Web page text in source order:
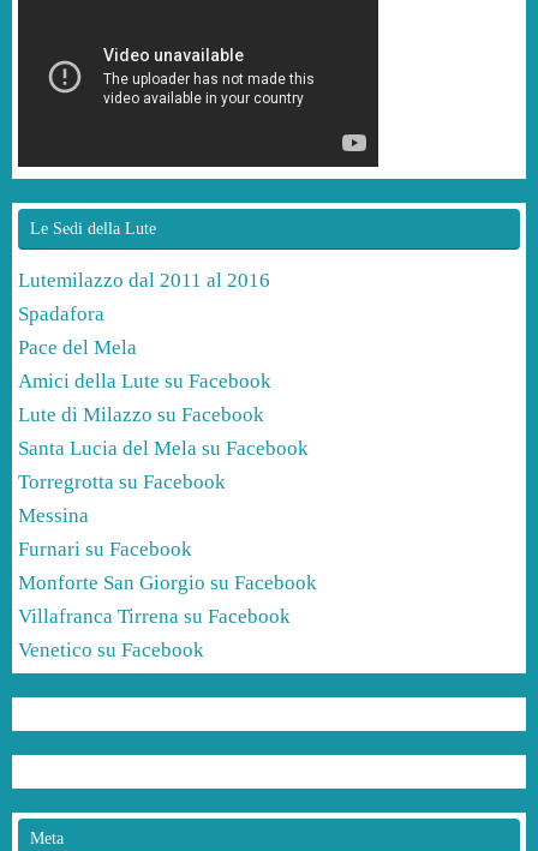
Le Sedi della Lute
Lutemilazzo dal 2011 al 2016
Spadafora
Pace del Mela
Amici della Lute su Facebook
Lute di Milazzo su Facebook
Santa Lucia del Mela su Facebook
Torregrotta su Facebook
Messina
Furnari su Facebook
Monforte San Giorgio su Facebook
Villafranca Tirrena su Facebook
Venetico su Facebook
Meta